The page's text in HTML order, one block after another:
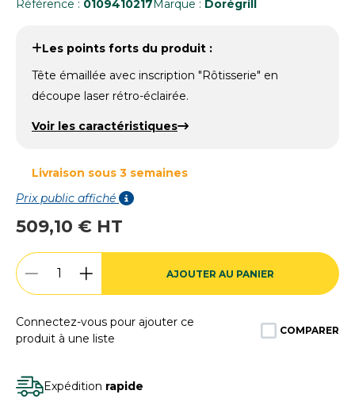
Référence : 0109410217Marque : Dorégrill
Les points forts du produit :
Tête émaillée avec inscription "Rôtisserie" en
découpe laser rétro-éclairée.
Voir les caractéristiques
Livraison sous 3 semaines
Prix public affiché
509,10 € HT
AJOUTER AU PANIER
Connectez-vous pour ajouter ce
produit à une liste
COMPARER
Expédition rapide